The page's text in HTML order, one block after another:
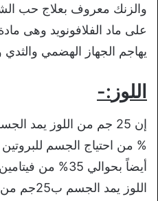
والزنك معروف بعلاج حب
على ماد الفلافونويد وهى
يهاجم الجهاز الهضمي والثدي
اللوز :-
% من احتياج الجسم للبروتين
اللوز يمد